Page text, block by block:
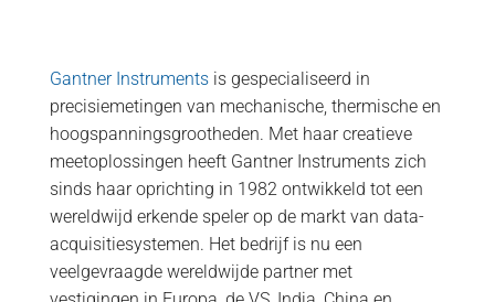
Gantner Instrumentsis gespecialiseerd in
precisiemetingen van mechanische, thermische en
hoogspanningsgrootheden. Met haar creatieve
meetoplossingen heeft Gantner Instruments zich
sinds haar oprichting in 1982 ontwikkeld tot een
wereldwijd erkende speler op de markt van data-
acquisitiesystemen. Het bedrijf is nu een
veelgevraagde wereldwijde partner met